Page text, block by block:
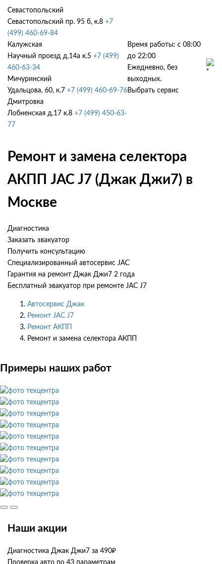
Севастопольский
Севастопольский пр. 95 б, к.8 +7
(499) 460-69-84
Калужская
Научный проезд д.14а к.5 +7 (499)
460-63-34
Мичуринский
Удальцова, 60, к.7 +7 (499) 460-69-76
Дмитровка
Лобненская д.17 к.8 +7 (499) 450-63-
77
Время работы: с 08:00
до 22:00
Ежедневно, без
выходных.
Выбрать сервис
Ремонт и замена селектора
АКПП JAC J7 (Джак Джи7) в
Москве
Диагностика
Заказать эвакуатор
Получить консультацию
Специализированный автосервис JAC
Гарантия на ремонт Джак Джи7 2 года
Бесплатный эвакуатор при ремонте JAC J7
Автосервис Джак
Ремонт JAC J7
Ремонт АКПП
Ремонт и замена селектора АКПП
Примеры наших работ
Наши акции
Диагностика Джак Джи7 за 490₽
Проверка авто по 43 параметрам